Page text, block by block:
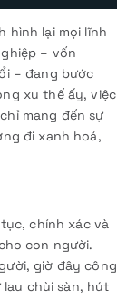
hình lại mọi lĩnh
– vốn
– đang bước
xu thế ấy, việc
mang đến sự
đi xanh hoá,
chính xác và
con người.
giờ đây công
chùi sàn, hút